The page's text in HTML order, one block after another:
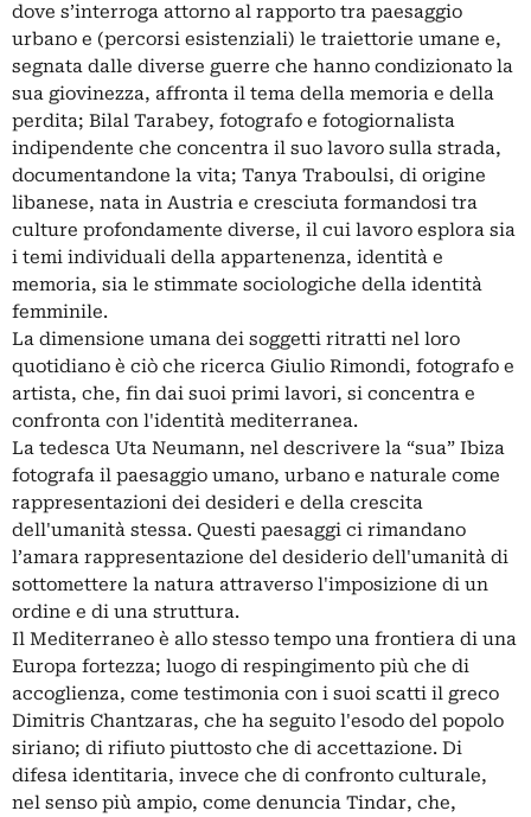
dove s’interroga attorno al rapporto tra paesaggio
urbano e (percorsi esistenziali) le traiettorie umane e,
segnata dalle diverse guerre che hanno condizionato la
sua giovinezza, affronta il tema della memoria e della
perdita; Bilal Tarabey, fotografo e fotogiornalista
indipendente che concentra il suo lavoro sulla strada,
documentandone la vita; Tanya Traboulsi, di origine
libanese, nata in Austria e cresciuta formandosi tra
culture profondamente diverse, il cui lavoro esplora sia
i temi individuali della appartenenza, identità e
memoria, sia le stimmate sociologiche della identità
femminile.
La dimensione umana dei soggetti ritratti nel loro
quotidiano è ciò che ricerca Giulio Rimondi, fotografo e
artista, che, fin dai suoi primi lavori, si concentra e
confronta con l'identità mediterranea.
La tedesca Uta Neumann, nel descrivere la “sua” Ibiza
fotografa il paesaggio umano, urbano e naturale come
rappresentazioni dei desideri e della crescita
dell'umanità stessa. Questi paesaggi ci rimandano
l’amara rappresentazione del desiderio dell'umanità di
sottomettere la natura attraverso l'imposizione di un
ordine e di una struttura.
Il Mediterraneo è allo stesso tempo una frontiera di una
Europa fortezza; luogo di respingimento più che di
accoglienza, come testimonia con i suoi scatti il greco
Dimitris Chantzaras, che ha seguito l'esodo del popolo
siriano; di rifiuto piuttosto che di accettazione. Di
difesa identitaria, invece che di confronto culturale,
nel senso più ampio, come denuncia Tindar, che,